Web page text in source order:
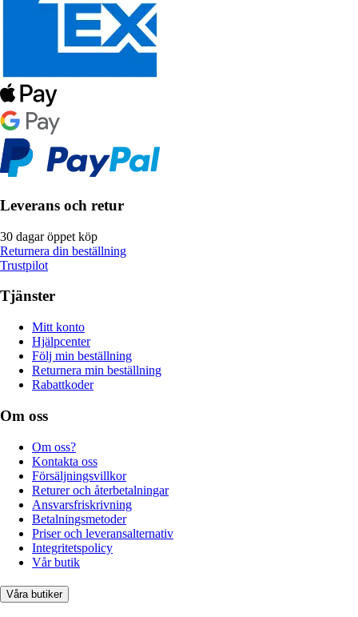
Leverans och retur
30 dagar öppet köp
Returnera din beställning
Trustpilot
Tjänster
Mitt konto
Hjälpcenter
Följ min beställning
Returnera min beställning
Rabattkoder
Om oss
Om oss?
Kontakta oss
Försäljningsvillkor
Returer och återbetalningar
Ansvarsfriskrivning
Betalningsmetoder
Priser och leveransalternativ
Integritetspolicy
Vår butik
Våra butiker